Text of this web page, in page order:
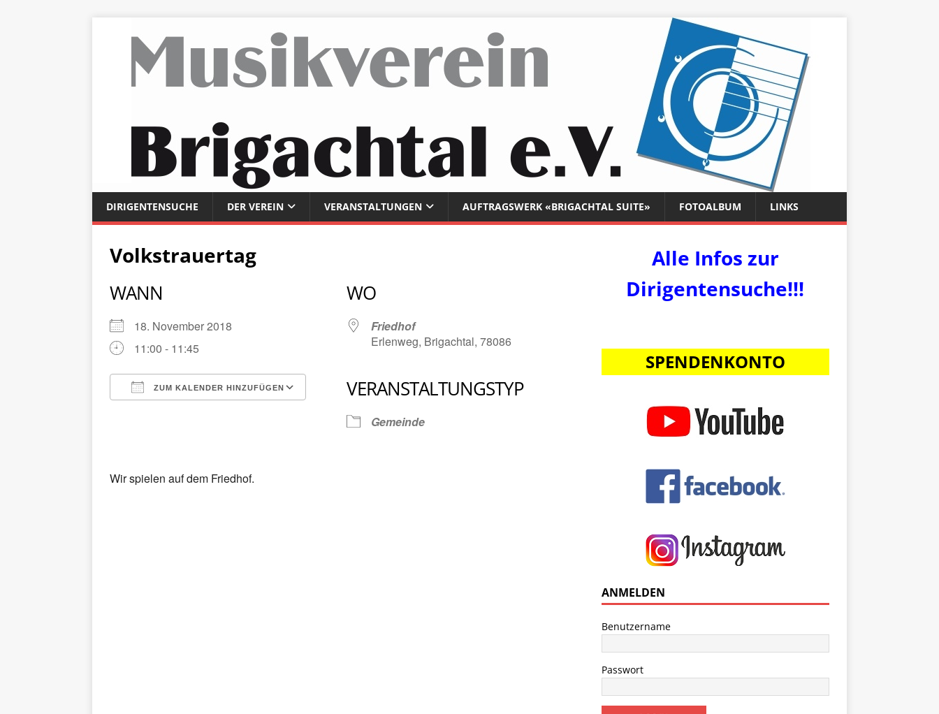
DIRIGENTENSUCHE DER VEREIN VERANSTALTUNGEN AUFTRAGSWERK «BRIGACHTAL SUITE» FOTOALBUM LINKS
Volkstrauertag
WANN
18. November 2018
11:00 - 11:45
ZUM KALENDER HINZUFÜGEN
Google Kalender Office 365
WO
Friedhof
Erlenweg, Brigachtal, 78086
VERANSTALTUNGSTYP
Gemeinde
Wir spielen auf dem Friedhof.
Alle Infos zur
Dirigentensuche!!!
SPENDENKONTO
ANMELDEN
Benutzername
Passwort